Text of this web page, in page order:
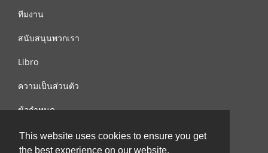
This website uses cookies to ensure you get
the best experience on our website.
ทีมงาน
สนับสนุนพวกเรา
Libro
ความเป็นส่วนตัว
ข้อกำหนด
ติดต่อเรา